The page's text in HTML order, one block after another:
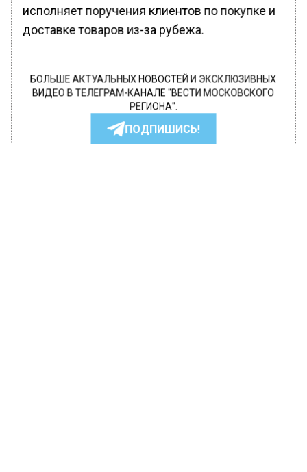
исполняет поручения клиентов по покупке и
доставке товаров из-за рубежа.
БОЛЬШЕ АКТУАЛЬНЫХ НОВОСТЕЙ И ЭКСКЛЮЗИВНЫХ
ВИДЕО В ТЕЛЕГРАМ-КАНАЛЕ "ВЕСТИ МОСКОВСКОГО
РЕГИОНА".
ПОДПИШИСЬ!